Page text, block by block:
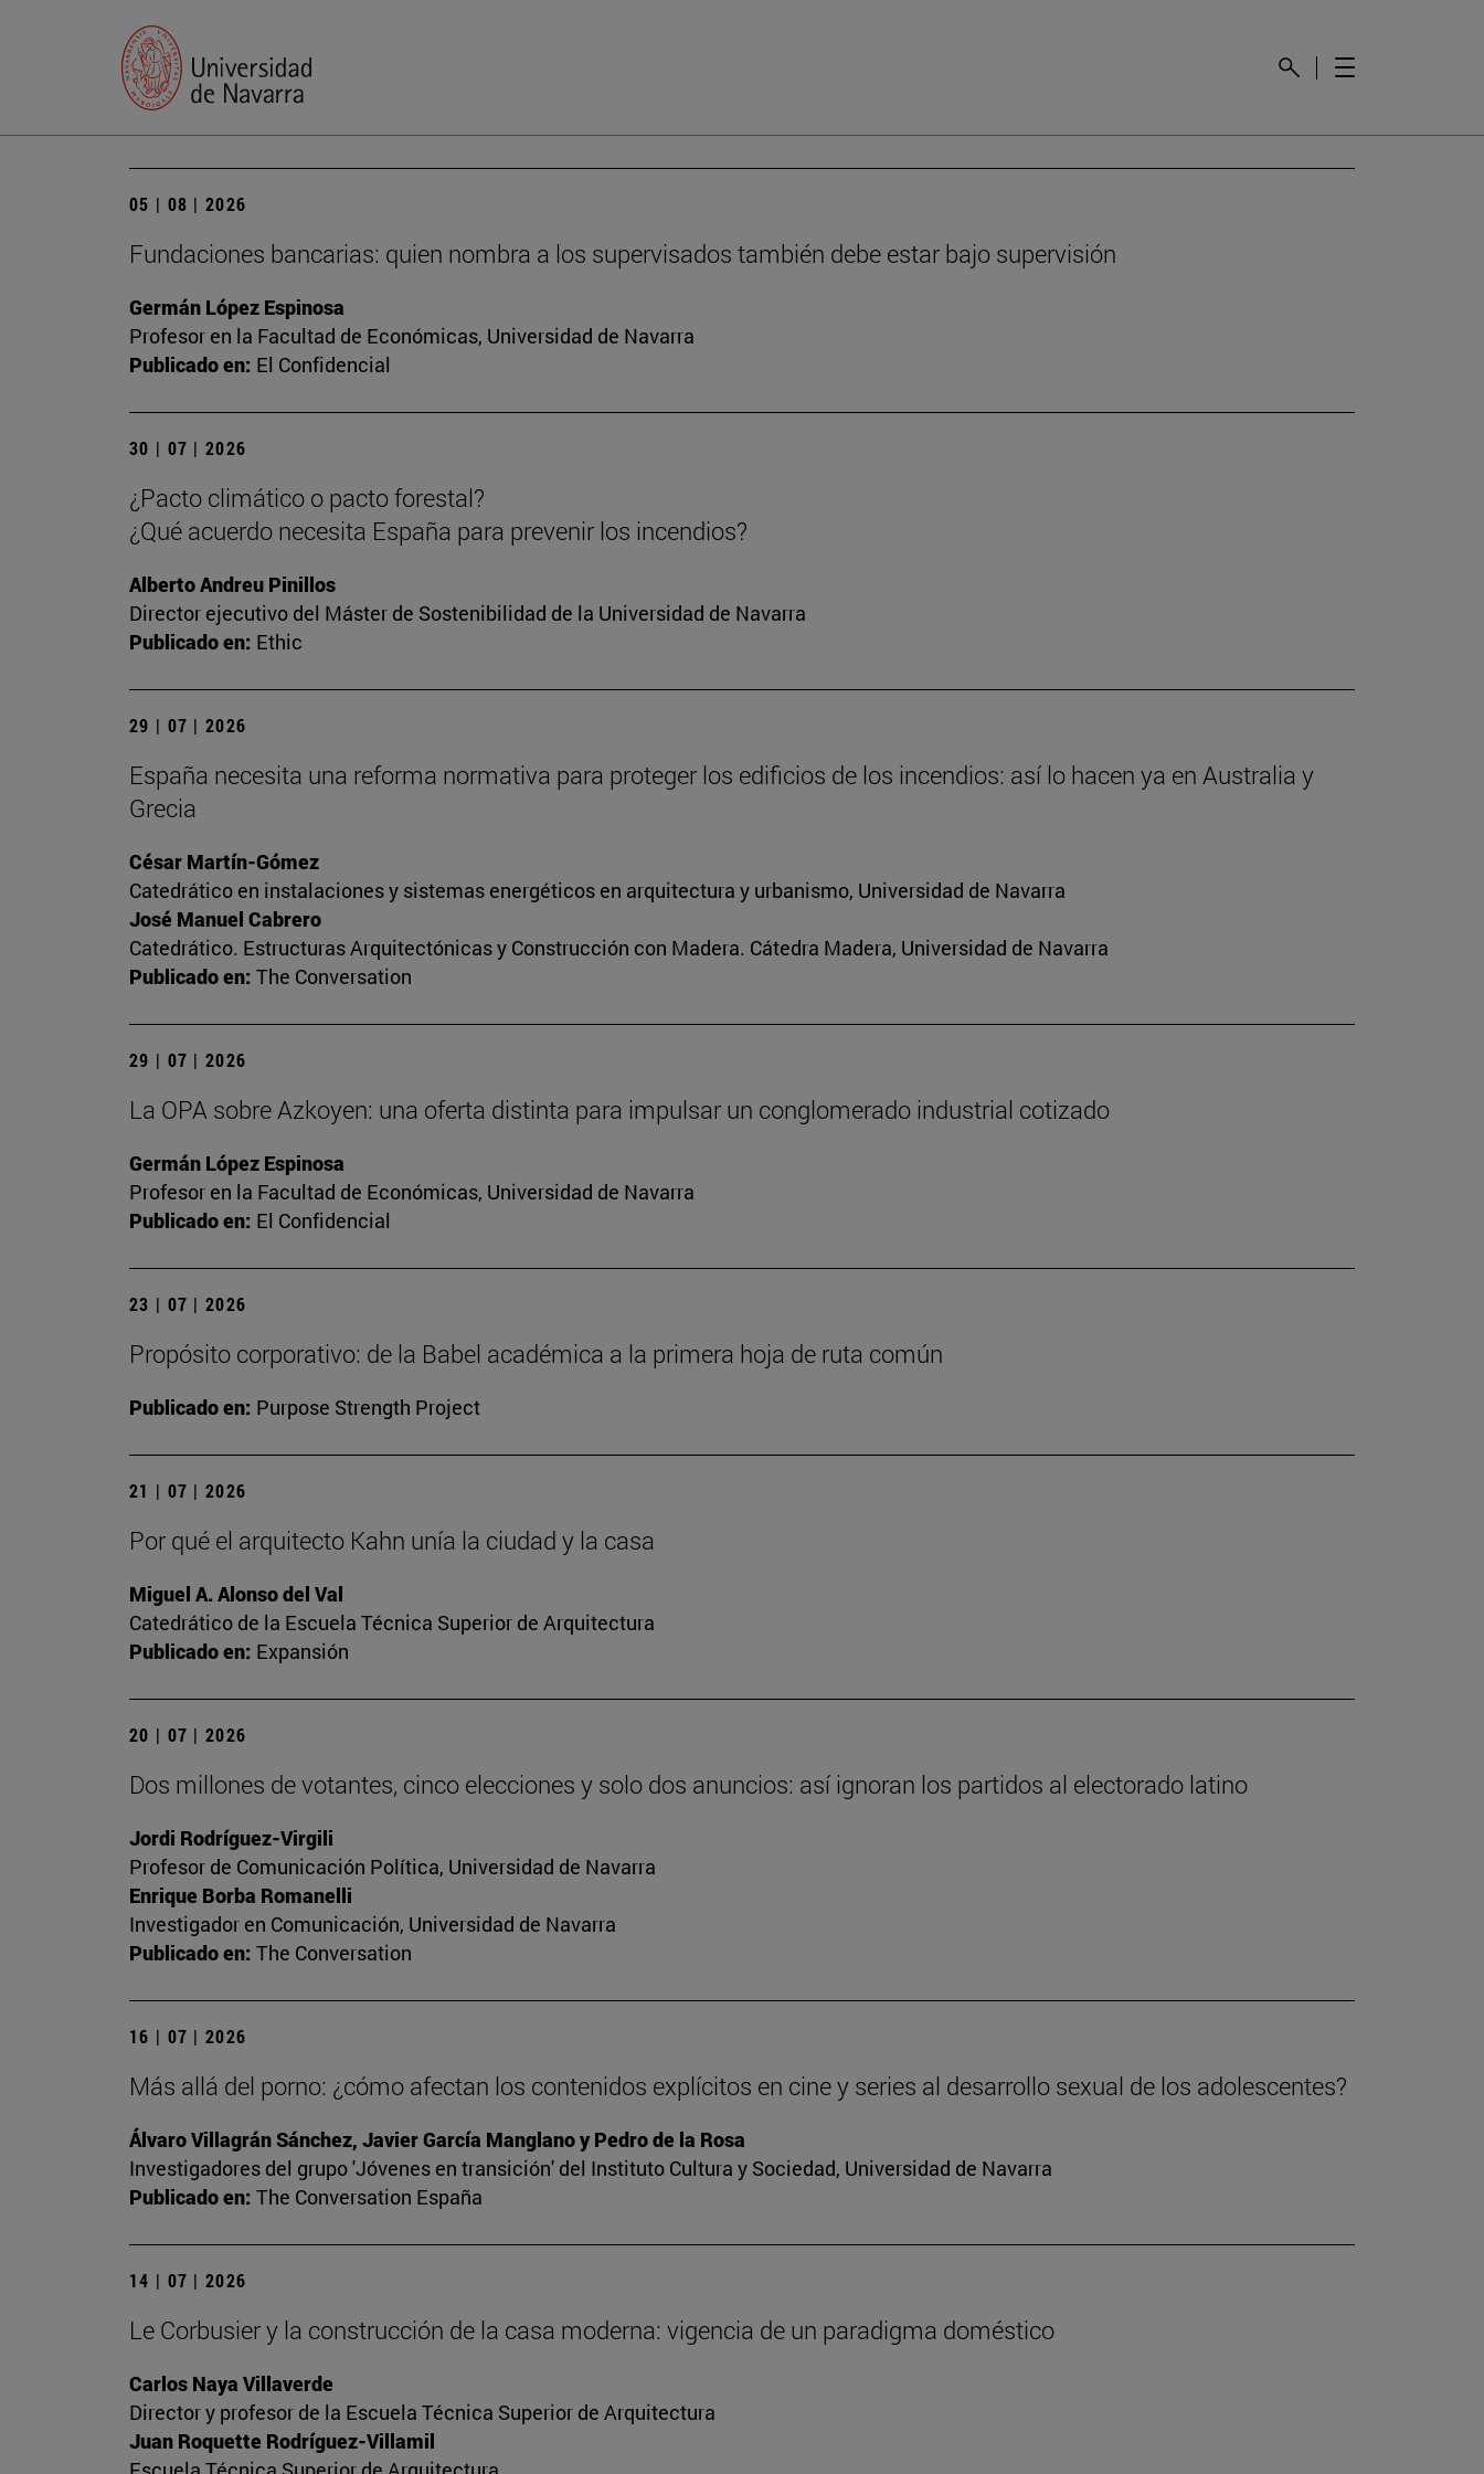
05 | 08 | 2026
Fundaciones bancarias: quien nombra a los supervisados también debe estar bajo supervisión
Germán López Espinosa
Profesor en la Facultad de Económicas, Universidad de Navarra
Publicado en: El Confidencial
30 | 07 | 2026
¿Pacto climático o pacto forestal?
¿Qué acuerdo necesita España para prevenir los incendios?
Alberto Andreu Pinillos
Director ejecutivo del Máster de Sostenibilidad de la Universidad de Navarra
Publicado en: Ethic
29 | 07 | 2026
España necesita una reforma normativa para proteger los edificios de los incendios: así lo hacen ya en Australia y
Grecia
César Martín-Gómez
Catedrático en instalaciones y sistemas energéticos en arquitectura y urbanismo, Universidad de Navarra
José Manuel Cabrero
Catedrático. Estructuras Arquitectónicas y Construcción con Madera. Cátedra Madera, Universidad de Navarra
Publicado en: The Conversation
29 | 07 | 2026
La OPA sobre Azkoyen: una oferta distinta para impulsar un conglomerado industrial cotizado
Germán López Espinosa
Profesor en la Facultad de Económicas, Universidad de Navarra
Publicado en: El Confidencial
23 | 07 | 2026
Propósito corporativo: de la Babel académica a la primera hoja de ruta común
Publicado en: Purpose Strength Project
21 | 07 | 2026
Por qué el arquitecto Kahn unía la ciudad y la casa
Miguel A. Alonso del Val
Catedrático de la Escuela Técnica Superior de Arquitectura
Publicado en: Expansión
20 | 07 | 2026
Dos millones de votantes, cinco elecciones y solo dos anuncios: así ignoran los partidos al electorado latino
Jordi Rodríguez-Virgili
Profesor de Comunicación Política, Universidad de Navarra
Enrique Borba Romanelli
Investigador en Comunicación, Universidad de Navarra
Publicado en: The Conversation
16 | 07 | 2026
Más allá del porno: ¿cómo afectan los contenidos explícitos en cine y series al desarrollo sexual de los adolescentes?
Álvaro Villagrán Sánchez, Javier García Manglano y Pedro de la Rosa
Investigadores del grupo 'Jóvenes en transición' del Instituto Cultura y Sociedad, Universidad de Navarra
Publicado en: The Conversation España
14 | 07 | 2026
Le Corbusier y la construcción de la casa moderna: vigencia de un paradigma doméstico
Carlos Naya Villaverde
Director y profesor de la Escuela Técnica Superior de Arquitectura
Juan Roquette Rodríguez-Villamil